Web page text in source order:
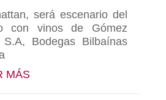
será escenario del
con vinos de Gómez
Bodegas Bilbaínas
MÁSABOUT NUEVA YORK